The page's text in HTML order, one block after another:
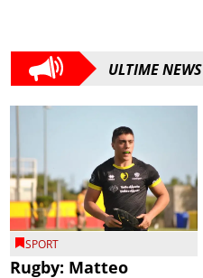
ULTIME NEWS
SPORT
Rugby: Matteo